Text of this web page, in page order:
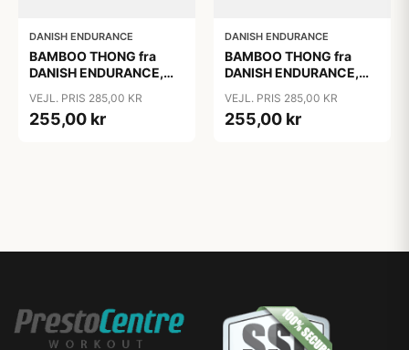
DANISH ENDURANCE
BAMBOO THONG fra
DANISH ENDURANCE,
VEJL. PRIS 285,00 KR
255,00 kr
DANISH ENDURANCE
BAMBOO THONG fra
DANISH ENDURANCE,
VEJL. PRIS 285,00 KR
255,00 kr